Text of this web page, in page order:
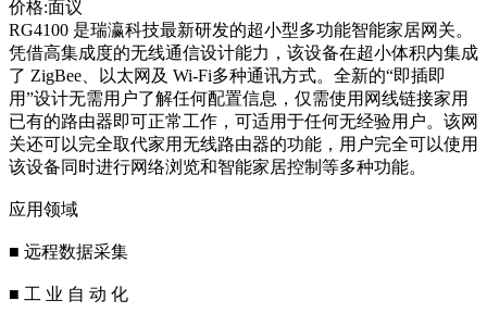
价格:面议
RG4100 是瑞瀛科技最新研发的超小型多功能智能家居网关。
凭借高集成度的无线通信设计能力，该设备在超小体积内集成
了 ZigBee、以太网及 Wi-Fi多种通讯方式。全新的“即插即
用”设计无需用户了解任何配置信息，仅需使用网线链接家用
已有的路由器即可正常工作，可适用于任何无经验用户。该网
关还可以完全取代家用无线路由器的功能，用户完全可以使用
该设备同时进行网络浏览和智能家居控制等多种功能。
应用领域
■ 远程数据采集
■ 工 业 自 动 化